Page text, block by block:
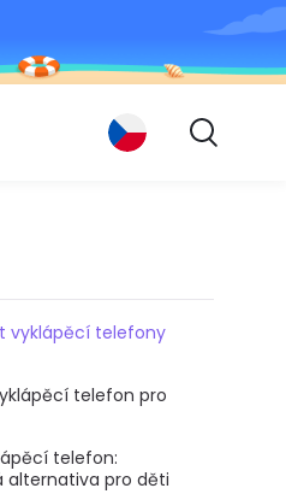
vyklápěcí telefony
telefon pro
telefon:
alternativa pro děti